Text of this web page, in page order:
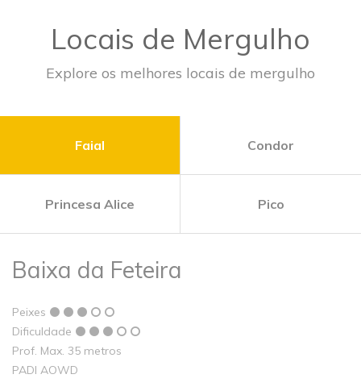
Locais de Mergulho
Explore os melhores locais de mergulho
Faial Condor
Princesa Alice Pico
Baixa da Feteira
Peixes
Dificuldade
Prof. Max. 35 metros
PADI AOWD